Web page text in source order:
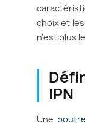
choix et
n'est plus
IPN
Une